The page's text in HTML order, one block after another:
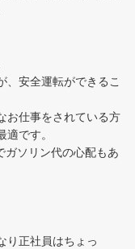
、安全運転ができるこ
お仕事をされている方
です。
ガソリン代の心配もあ
り正社員はちょっ